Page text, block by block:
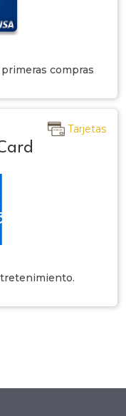
compras
Tarjetas